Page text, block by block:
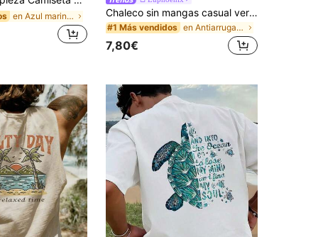
en Azul marino Camisetas sin mangas para hombre Chaleco sin mangas casual verde para hombre para el verano, uso al aire libre y diario
#1 Más vendidos en Antiarrugas Tops para hombre
7,80€